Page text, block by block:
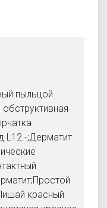
пыльцой
L12.-;Дерматит
красный